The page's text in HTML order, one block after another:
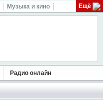
Музыка и кино Ещё
Радио онлайн